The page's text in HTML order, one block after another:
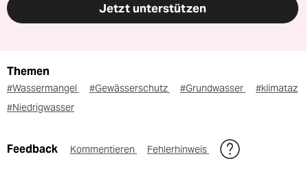
Jetzt unterstützen
Themen
#Wassermangel #Gewässerschutz #Grundwasser
#klimataz
#Niedrigwasser
Feedback Kommentieren Fehlerhinweis